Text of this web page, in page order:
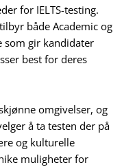
for IELTS-testing.
både Academic og
som gir kandidater
best for deres
omgivelser, og
å ta testen der på
og kulturelle
muligheter for